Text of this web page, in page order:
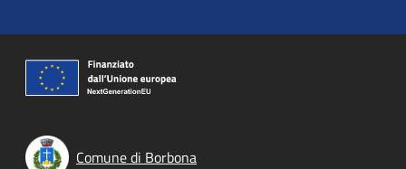
Comune di Borbona